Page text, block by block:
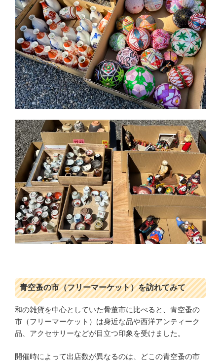
青空蚤の市（フリーマーケット）を訪れてみて
和の雑貨を中心としていた骨董市に比べると、青空蚤の
市（フリーマーケット）は身近な品や西洋アンティーク
品、アクセサリーなどが目立つ印象を受けました。
開催時によって出店数が異なるのは、どこの青空蚤の市